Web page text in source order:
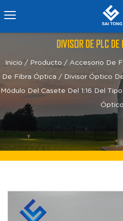
DIVISOR DE PLC
Inicio / Producto / Accesorio De
De Fibra Óptica / Divisor Óptico
Módulo Del Casete Del 1:16 Del
Óptico